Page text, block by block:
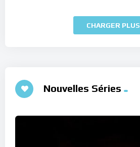
CHARGER PLUS
Nouvelles Séries